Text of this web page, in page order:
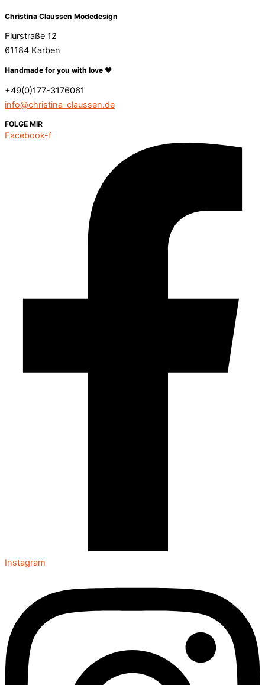
Christina Claussen Modedesign
Flurstraße 12
61184 Karben
Handmade for you with love ❤️
+49(0)177-3176061
info@christina-claussen.de
FOLGE MIR
Facebook-f
Instagram